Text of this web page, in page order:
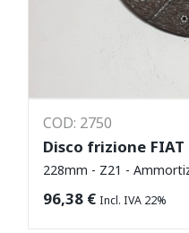
COD: 2750
Disco frizione FIAT
228mm - Z21 -
96,38 € Incl. IVA 22%